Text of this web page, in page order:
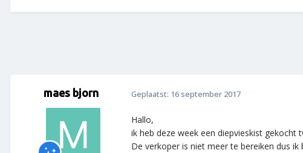
maes bjorn Geplaatst: 16 september 2017
Hallo,
ik heb deze week een diepvieskist
De verkoper is niet meer te bereiken dus ik